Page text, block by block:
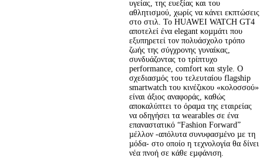
υγείας, της ευεξίας και του
αθλητισµού, χωρίς να κάνει εκπτώσεις
στο στιλ. Το HUAWEI WATCH GT4
αποτελεί ένα elegant κοµµάτι που
εξυπηρετεί τον πολυάσχολο τρόπο
ζωής της σύγχρονης γυναίκας,
συνδυάζοντας το τρίπτυχο
performance, comfort και style. Ο
σχεδιασµός του τελευταίου flagship
smartwatch του κινέζικου «κολοσσού»
είναι άξιος αναφοράς, καθώς
αποκαλύπτει το όραµα της εταιρείας
να οδηγήσει τα wearables σε ένα
επαναστατικό “Fashion Forward”
µέλλον -απόλυτα συνυφασµένο µε τη
µόδα- στο οποίο η τεχνολογία θα δίνει
νέα πνοή σε κάθε εµφάνιση.